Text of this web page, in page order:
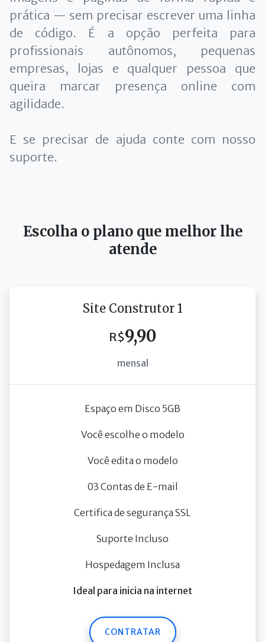
prática — sem precisar escrever uma linha
de código. É a opção perfeita para
profissionais autônomos, pequenas
empresas, lojas e qualquer pessoa que
queira marcar presença online com
agilidade.
E se precisar de ajuda conte com nosso
suporte.
Escolha o plano que melhor lhe
atende
Site Construtor 1
R$9,90
mensal
Espaço em Disco 5GB
Você escolhe o modelo
Você edita o modelo
03 Contas de E-mail
Certifica de segurança SSL
Suporte Incluso
Hospedagem Inclusa
Ideal para inicia na internet
CONTRATAR